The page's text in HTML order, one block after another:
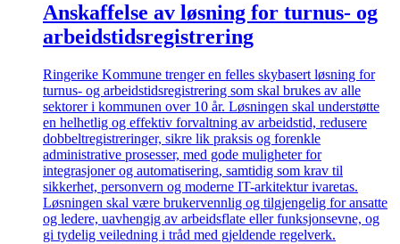
Anskaffelse av løsning for turnus- og
arbeidstidsregistrering
Ringerike Kommune trenger en felles skybasert løsning for
turnus- og arbeidstidsregistrering som skal brukes av alle
sektorer i kommunen over 10 år. Løsningen skal understøtte
en helhetlig og effektiv forvaltning av arbeidstid, redusere
dobbeltregistreringer, sikre lik praksis og forenkle
administrative prosesser, med gode muligheter for
integrasjoner og automatisering, samtidig som krav til
sikkerhet, personvern og moderne IT-arkitektur ivaretas.
Løsningen skal være brukervennlig og tilgjengelig for ansatte
og ledere, uavhengig av arbeidsflate eller funksjonsevne, og
gi tydelig veiledning i tråd med gjeldende regelverk.